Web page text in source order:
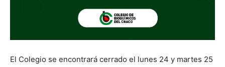
El Colegio se encontrará cerrado el lunes 24 y martes 25